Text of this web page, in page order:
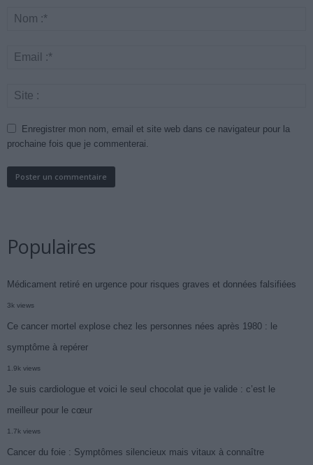
Enregistrer mon nom, email et site web dans ce navigateur pour la
prochaine fois que je commenterai.
Populaires
Médicament retiré en urgence pour risques graves et données falsifiées
3k views
Ce cancer mortel explose chez les personnes nées après 1980 : le
symptôme à repérer
1.9k views
Je suis cardiologue et voici le seul chocolat que je valide : c’est le
meilleur pour le cœur
1.7k views
Cancer du foie : Symptômes silencieux mais vitaux à connaître